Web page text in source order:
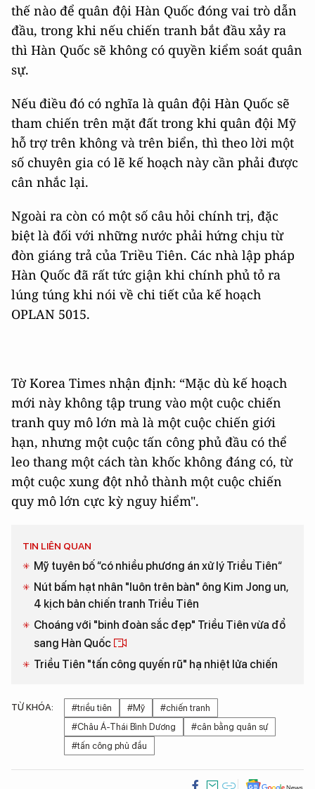
thế nào để quân đội Hàn Quốc đóng vai trò dẫn
đầu, trong khi nếu chiến tranh bắt đầu xảy ra
thì Hàn Quốc sẽ không có quyền kiểm soát quân
sự.
Nếu điều đó có nghĩa là quân đội Hàn Quốc sẽ
tham chiến trên mặt đất trong khi quân đội Mỹ
hỗ trợ trên không và trên biển, thì theo lời một
số chuyên gia có lẽ kế hoạch này cần phải được
cân nhắc lại.
Ngoài ra còn có một số câu hỏi chính trị, đặc
biệt là đối với những nước phải hứng chịu từ
đòn giáng trả của Triều Tiên. Các nhà lập pháp
Hàn Quốc đã rất tức giận khi chính phủ tỏ ra
lúng túng khi nói về chi tiết của kế hoạch
OPLAN 5015.
Tờ Korea Times nhận định: “Mặc dù kế hoạch
mới này không tập trung vào một cuộc chiến
tranh quy mô lớn mà là một cuộc chiến giới
hạn, nhưng một cuộc tấn công phủ đầu có thể
leo thang một cách tàn khốc không đáng có, từ
một cuộc xung đột nhỏ thành một cuộc chiến
quy mô lớn cực kỳ nguy hiểm".
TIN LIÊN QUAN
Mỹ tuyên bố “có nhiều phương án xử lý Triều Tiên“
Nút bấm hạt nhân "luôn trên bàn" ông Kim Jong un,
4 kịch bản chiến tranh Triều Tiên
Choáng với "binh đoàn sắc đẹp" Triều Tiên vừa đổ
sang Hàn Quốc
Triều Tiên "tấn công quyến rũ" hạ nhiệt lửa chiến
TỪ KHÓA: #triều tiên #Mỹ
#chiến tranh
#Châu Á-Thái Bình Dương
#cân bằng quân sự
#tấn công phủ đầu